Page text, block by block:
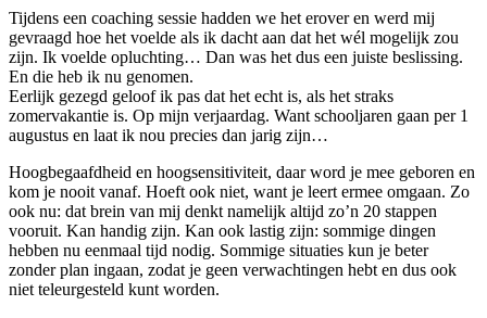
Tijdens een coaching sessie hadden we het erover en werd mij
gevraagd hoe het voelde als ik dacht aan dat het wél mogelijk zou
zijn. Ik voelde opluchting… Dan was het dus een juiste beslissing.
En die heb ik nu genomen.
Eerlijk gezegd geloof ik pas dat het echt is, als het straks
zomervakantie is. Op mijn verjaardag. Want schooljaren gaan per 1
augustus en laat ik nou precies dan jarig zijn…
Hoogbegaafdheid en hoogsensitiviteit, daar word je mee geboren en
kom je nooit vanaf. Hoeft ook niet, want je leert ermee omgaan. Zo
ook nu: dat brein van mij denkt namelijk altijd zo’n 20 stappen
vooruit. Kan handig zijn. Kan ook lastig zijn: sommige dingen
hebben nu eenmaal tijd nodig. Sommige situaties kun je beter
zonder plan ingaan, zodat je geen verwachtingen hebt en dus ook
niet teleurgesteld kunt worden.